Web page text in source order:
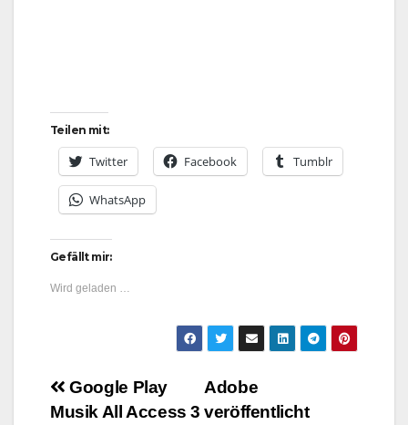
Teilen mit:
Twitter Facebook Tumblr
WhatsApp
Gefällt mir:
Wird geladen …
Beitragsnavigation
Adobe
veröffentlicht
Google Play
Musik All Access 3